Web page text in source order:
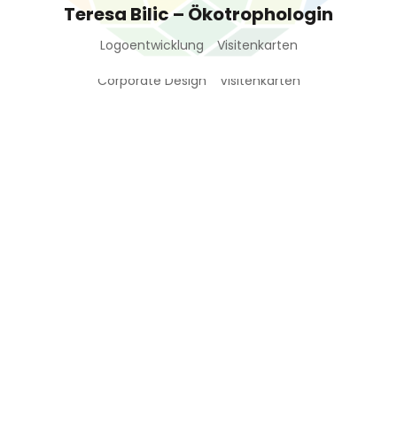
Teresa Bilic – Ökotrophologin
Logoentwicklung Visitenkarten
Brennholz Burgwedel Glaw
Corporate Design Visitenkarten